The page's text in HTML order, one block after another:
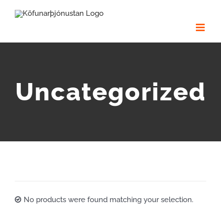
content
Uncategorized
No products were found matching your selection.